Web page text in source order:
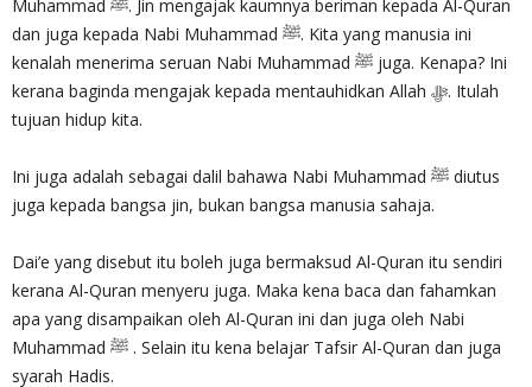
Muhammad ﷺ. Jin mengajak kaumnya beriman kepada Al-Quran
dan juga kepada Nabi Muhammad ﷺ. Kita yang manusia ini
kenalah menerima seruan Nabi Muhammad ﷺ juga. Kenapa? Ini
kerana baginda mengajak kepada mentauhidkan Allah ﷻ. Itulah
tujuan hidup kita.
Ini juga adalah sebagai dalil bahawa Nabi Muhammad ﷺ diutus
juga kepada bangsa jin, bukan bangsa manusia sahaja.
Dai’e yang disebut itu boleh juga bermaksud Al-Quran itu sendiri
kerana Al-Quran menyeru juga. Maka kena baca dan fahamkan
apa yang disampaikan oleh Al-Quran ini dan juga oleh Nabi
Muhammad ﷺ . Selain itu kena belajar Tafsir Al-Quran dan juga
syarah Hadis.